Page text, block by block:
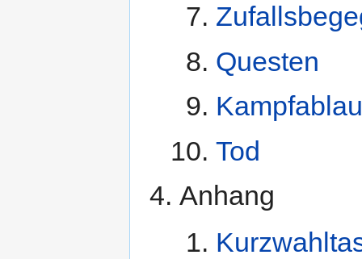
Questen
Tod
Anhang